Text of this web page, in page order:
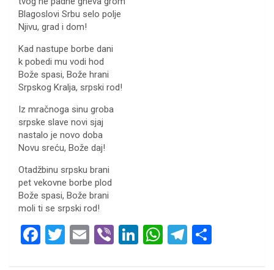
Blagoslovi Srbu selo polje
Njivu, grad i dom!
Kad nastupe borbe dani
k pobedi mu vodi hod
Bože spasi, Bože hrani
Srpskog Kralja, srpski rod!
Iz mračnoga sinu groba
srpske slave novi sjaj
nastalo je novo doba
Novu sreću, Bože daj!
Otadžbinu srpsku brani
pet vekovne borbe plod
Bože spasi, Bože brani
moli ti se srpski rod!
F
T
E
Vi Li
W T